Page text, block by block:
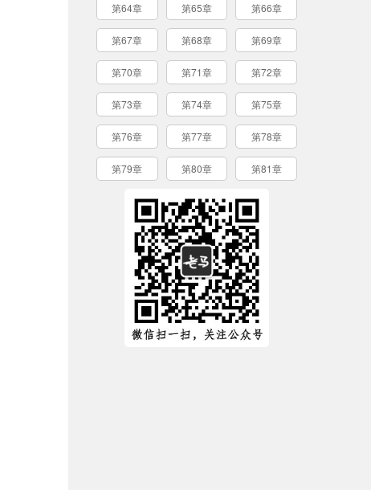
第64章 第65章 第66章
第67章 第68章 第69章
第70章 第71章 第72章
第73章 第74章 第75章
第76章 第77章 第78章
第79章 第80章 第81章